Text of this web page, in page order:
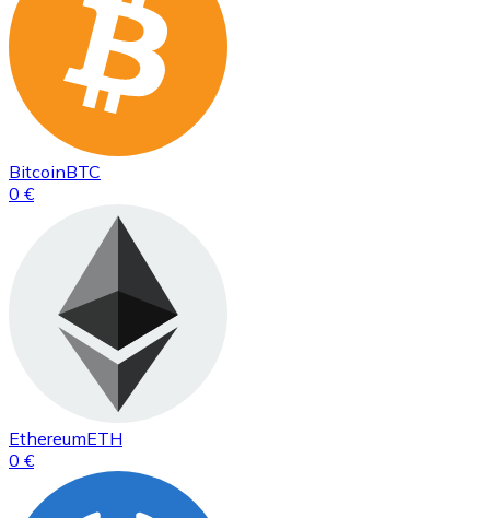
BitcoinBTC
0 €
EthereumETH
0 €